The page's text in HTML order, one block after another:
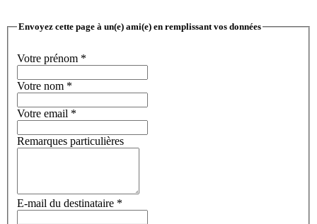
Envoyez cette page à un(e) ami(e) en remplissant vos données
Votre prénom *
Votre nom *
Votre email *
Remarques particulières
E-mail du destinataire *